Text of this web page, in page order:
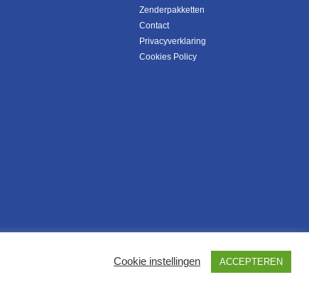
Zenderpakketten
Contact
Privacyverklaring
Cookies Policy
Ontwikkeld door SatDesign
Cookie instellingen ACCEPTEREN